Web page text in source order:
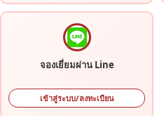
จองเยี่ยมผ่าน Line
เข้าสู่ระบบ/ลงทะเบียน